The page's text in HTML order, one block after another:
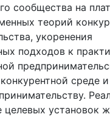
сообщества на
теорий
укоренения
подходов к
среде
целевых установок